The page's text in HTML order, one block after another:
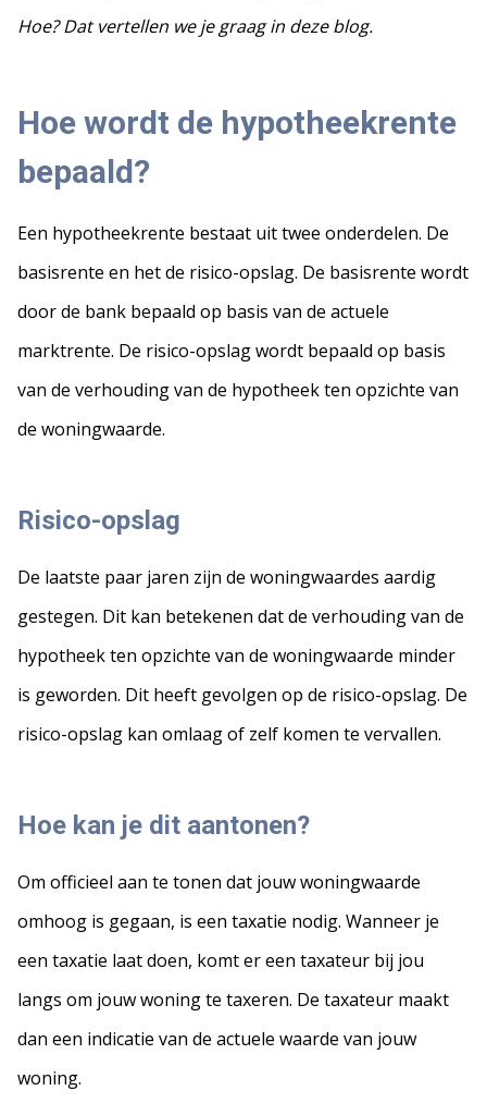
Hoe? Dat vertellen we je graag in deze blog.
Hoe wordt de hypotheekrente
bepaald?
Een hypotheekrente bestaat uit twee onderdelen. De
basisrente en het de risico-opslag. De basisrente wordt
door de bank bepaald op basis van de actuele
marktrente. De risico-opslag wordt bepaald op basis
van de verhouding van de hypotheek ten opzichte van
de woningwaarde.
Risico-opslag
De laatste paar jaren zijn de woningwaardes aardig
gestegen. Dit kan betekenen dat de verhouding van de
hypotheek ten opzichte van de woningwaarde minder
is geworden. Dit heeft gevolgen op de risico-opslag. De
risico-opslag kan omlaag of zelf komen te vervallen.
Hoe kan je dit aantonen?
Om officieel aan te tonen dat jouw woningwaarde
omhoog is gegaan, is een taxatie nodig. Wanneer je
een taxatie laat doen, komt er een taxateur bij jou
langs om jouw woning te taxeren. De taxateur maakt
dan een indicatie van de actuele waarde van jouw
woning.